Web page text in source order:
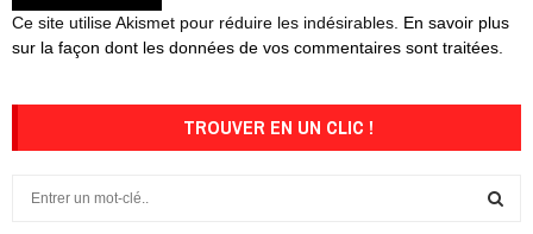
Ce site utilise Akismet pour réduire les indésirables. En savoir plus
sur la façon dont les données de vos commentaires sont traitées
TROUVER EN UN CLIC !